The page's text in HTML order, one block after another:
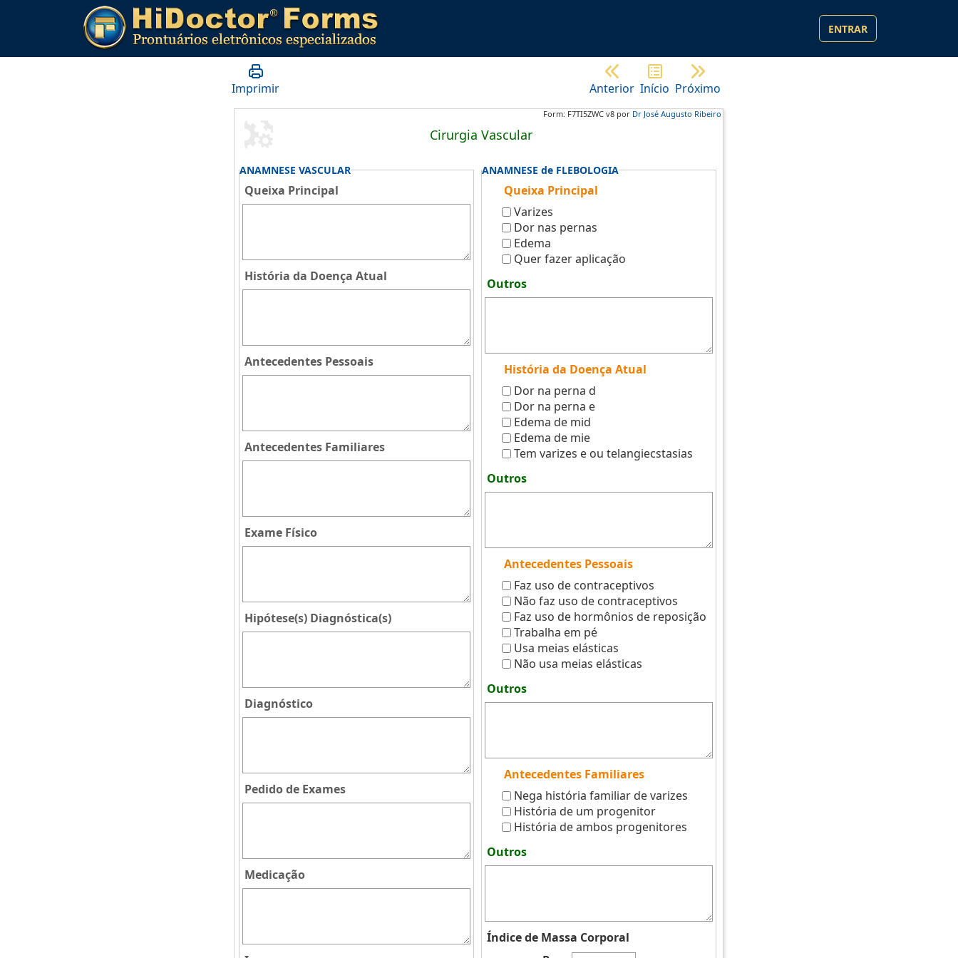
ENTRAR
Imprimir Anterior Início Próximo
Form: F7TI5ZWC v8 por Dr José Augusto Ribeiro
Cirurgia Vascular
ANAMNESE VASCULAR
Queixa Principal
História da Doença Atual
Antecedentes Pessoais
Antecedentes Familiares
Exame Físico
Hipótese(s) Diagnóstica(s)
Diagnóstico
Pedido de Exames
Medicação
ANAMNESE de FLEBOLOGIA
Queixa Principal
Varizes
Dor nas pernas
Edema
Quer fazer aplicação
Outros
História da Doença Atual
Dor na perna d
Dor na perna e
Edema de mid
Edema de mie
Tem varizes e ou telangiecstasias
Outros
Antecedentes Pessoais
Faz uso de contraceptivos
Não faz uso de contraceptivos
Faz uso de hormônios de reposição
Trabalha em pé
Usa meias elásticas
Não usa meias elásticas
Outros
Antecedentes Familiares
Nega história familiar de varizes
História de um progenitor
História de ambos progenitores
Outros
Índice de Massa Corporal